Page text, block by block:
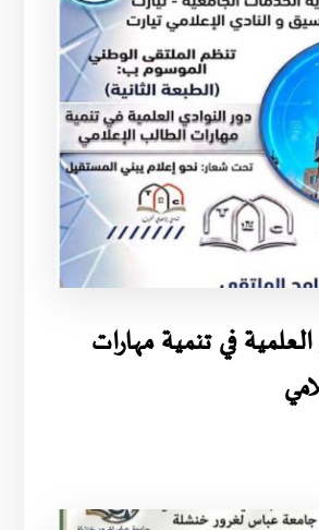
في تنمية مهارات